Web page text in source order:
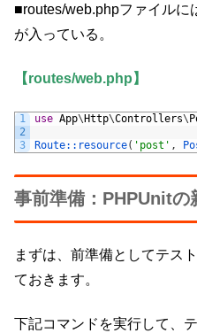
■routes/web.phpファイルに
が入っている。
【routes/web.php】
1
2
3
use App\Http\Controllers\
Route:: resource( 'post' ,
事前準備：PHPUnitの
まずは、前準備としてテス
ておきます。
下記コマンドを実行して、